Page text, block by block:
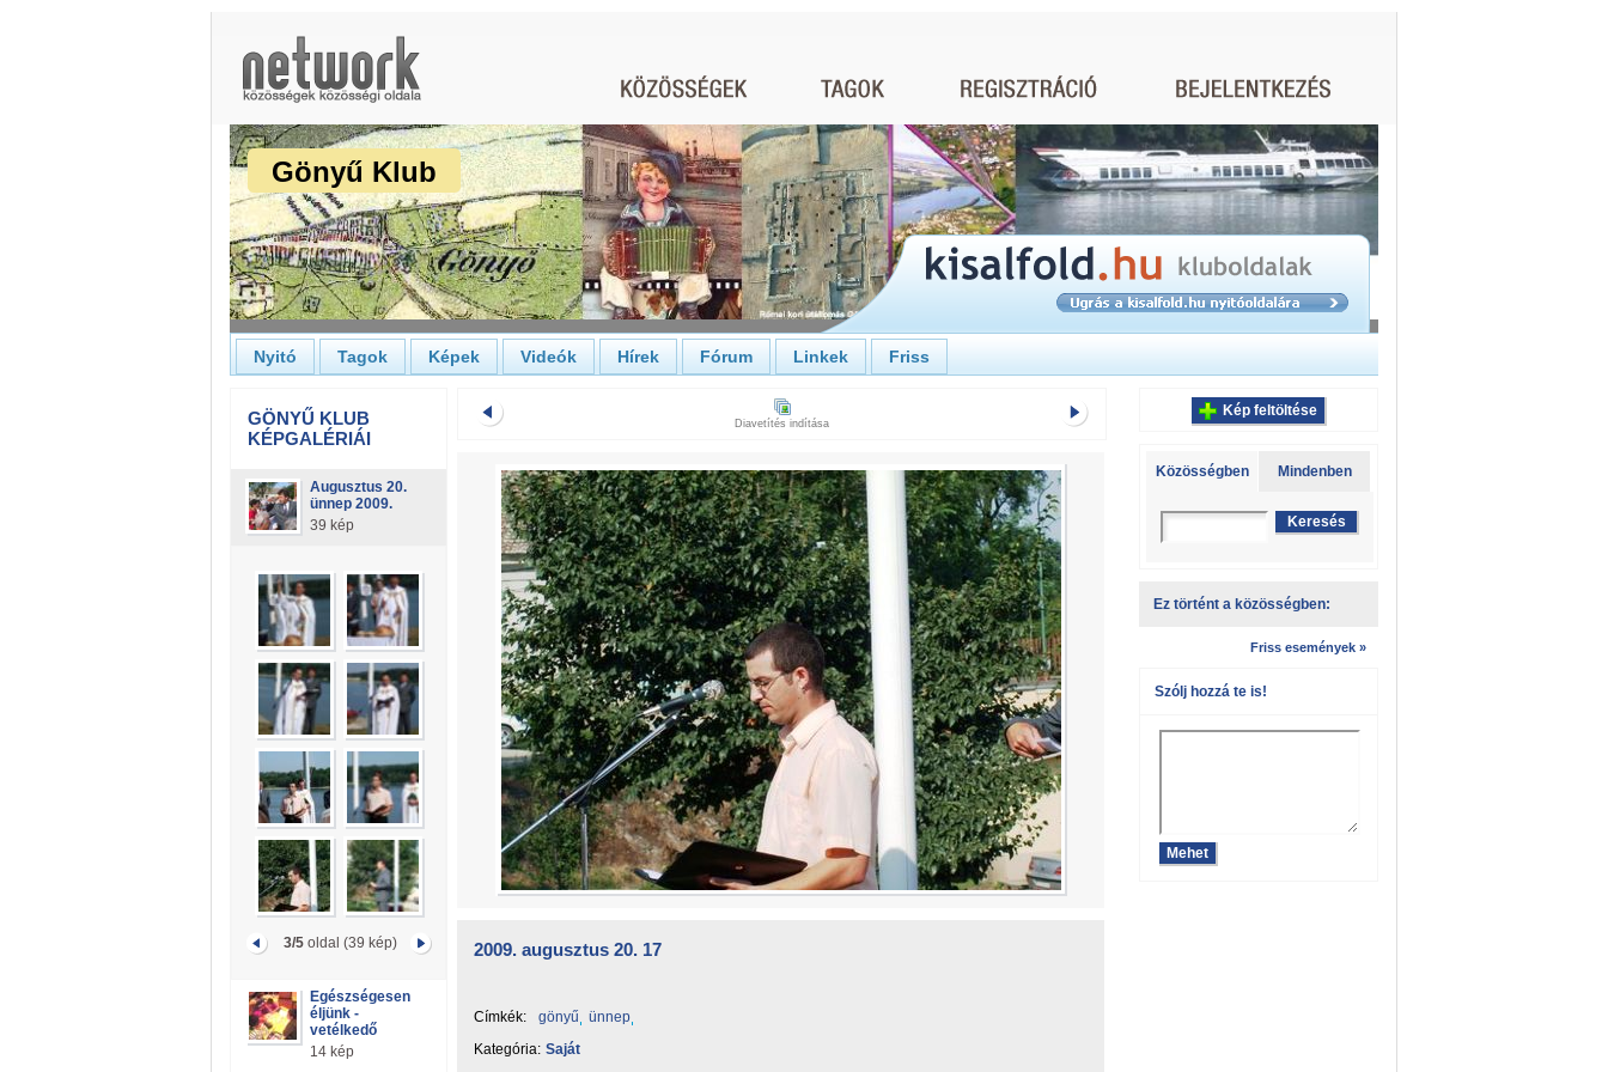
Gönyű Klub
Nyitó Tagok Képek Videók Hírek Fórum Linkek Friss
GÖNYŰ KLUB
KÉPGALÉRIÁI
Augusztus 20.
ünnep 2009.
39 kép
3/5oldal (39 kép)
Egészségesen
éljünk -
vetélkedő
14 kép
Diavetítés indítása
2009. augusztus 20. 17
Címkék: gönyű
ünnep
Kategória: Saját
Kép feltöltése
Közösségben Mindenben
Ez történt a közösségben:
Friss események »
Szólj hozzá te is!